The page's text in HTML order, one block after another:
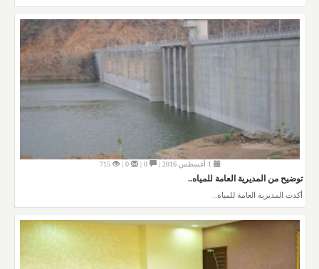
0 |
0 |
715
توضيح من المديرية العامة للمياه..
أكدت المديرية العامة للمياه..